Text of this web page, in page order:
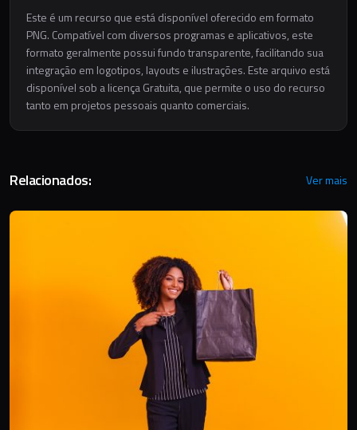
Este é um recurso que está disponível oferecido em formato
PNG. Compatível com diversos programas e aplicativos, este
formato geralmente possui fundo transparente, facilitando sua
integração em logotipos, layouts e ilustrações. Este arquivo está
disponível sob a licença Gratuita, que permite o uso do recurso
tanto em projetos pessoais quanto comerciais.
Relacionados: Ver mais